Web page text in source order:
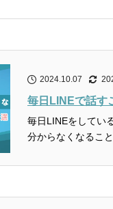
2024.10.07
毎日LINEで話す
毎日LINEをしてい
分からなくなるこ